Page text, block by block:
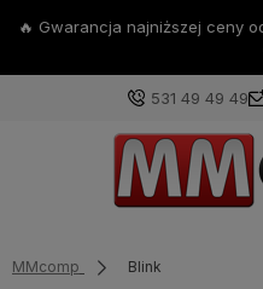
w MMCOMP
531 49 49 49
MMcomp Blink